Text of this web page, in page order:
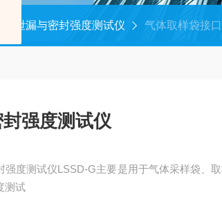
泄漏与密封强度测试仪 气体取样袋接
强度测试仪
强度测试仪LSSD-G主要是用于气体采样袋、
测试